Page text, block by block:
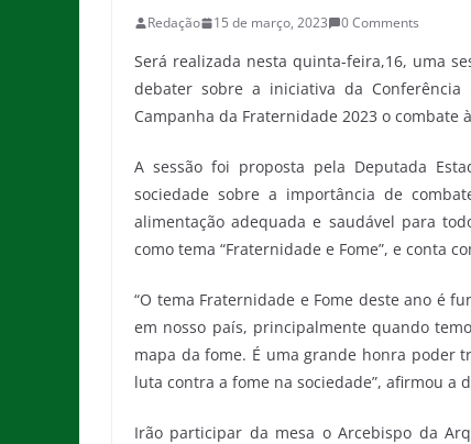
Redação 15 de março, 2023 0 Comments
Será realizada nesta quinta-feira,16, uma
debater sobre a iniciativa da
Campanha da Fraternidade 2023 o combate
A sessão foi proposta pela Deputada
sociedade sobre a importância de
alimentação adequada e saudável para
como tema “Fraternidade e Fome”, e conta
“O tema Fraternidade e Fome deste ano é
em nosso país, principalmente quando
mapa da fome. É uma grande honra poder
luta contra a fome na sociedade”, afirmou a
Irão participar da mesa o Arcebispo da